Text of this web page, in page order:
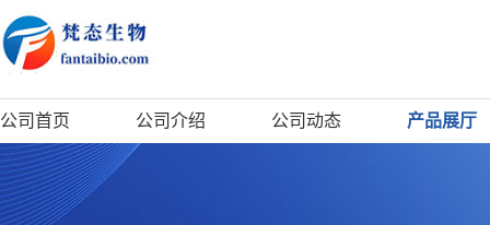
公司首页 公司介绍 公司动态 产品展厅